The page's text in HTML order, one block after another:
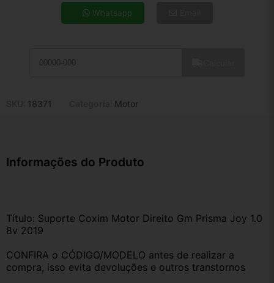
5x de R$ 30,55
6x de R$ 25,76
9x de R$ 17,78
Whatsapp
18371 Motor
Informações do Produto
Título: Suporte Coxim Motor Direito Gm Prisma Joy 1.0
8v 2019
CONFIRA o CÓDIGO/MODELO antes de realizar a
compra, isso evita devoluções e outros transtornos